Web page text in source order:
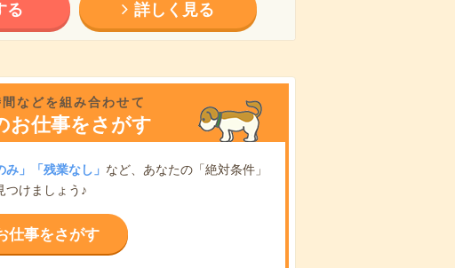
る 詳しく見る
などを組み合わせて
お仕事をさがす
み」「残業なし」 など、あなたの「絶対条件」
つけましょう♪
仕事をさがす